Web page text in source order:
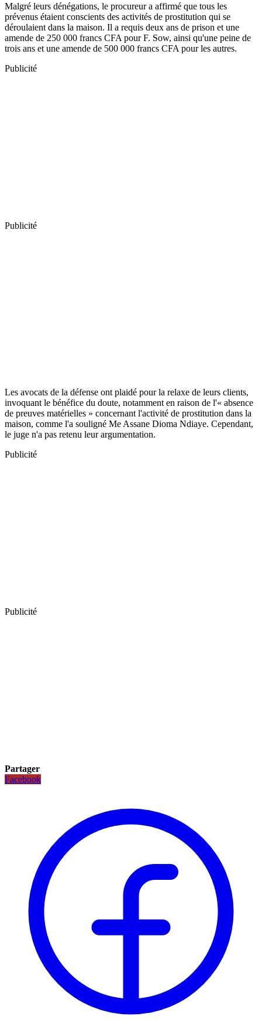
Malgré leurs dénégations, le procureur a affirmé que tous les
prévenus étaient conscients des activités de prostitution qui se
déroulaient dans la maison. Il a requis deux ans de prison et une
amende de 250 000 francs CFA pour F. Sow, ainsi qu'une peine de
trois ans et une amende de 500 000 francs CFA pour les autres.
Publicité
Publicité
Les avocats de la défense ont plaidé pour la relaxe de leurs clients,
invoquant le bénéfice du doute, notamment en raison de l'« absence
de preuves matérielles » concernant l'activité de prostitution dans la
maison, comme l'a souligné Me Assane Dioma Ndiaye. Cependant,
le juge n'a pas retenu leur argumentation.
Publicité
Publicité
Partager
Facebook